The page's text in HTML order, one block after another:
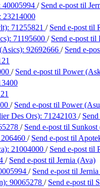
40005994 / Send e-post til
23214000
71255821 / Send e-post til
71195600 / Send e-post til
92692666 / Send e-
/ Send e-post til Power
/ Send e-post til Power
Des Ors): 71242103 /
/ Send e-post til
/ Send e-post til
21004000 / Send e-post til
/ Send e-post til Jernia (Ava)
/ Send e-post til
90065278 / Send e-post til